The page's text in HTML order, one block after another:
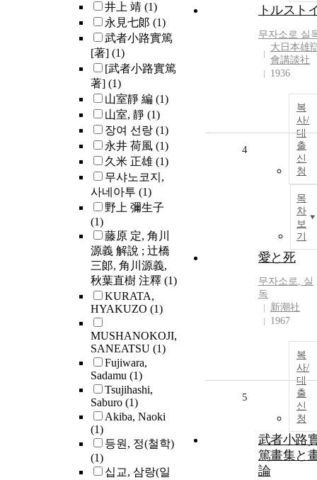
井上 靖 (1)
永見七郞 (1)
武者小路實篤
[著] (1)
[武者小路實篤
著] (1)
山室靜 編 (1)
山室, 靜 (1)
장여 선랑 (1)
永井 荷風 (1)
久米 正雄 (1)
무샤노코지,
사네아투 (1)
野上 彌生子
(1)
藤原 定, 角川
源義 解說 ; 辻橋
三郞, 角川源義,
秋葉直樹 注釋 (1)
KURATA,
HYAKUZO (1)
MUSHANOKOJI,
SANEATSU (1)
Fujiwara,
Sadamu (1)
Tsujihashi,
Saburo (1)
Akiba, Naoki
(1)
등원, 정(철학)
(1)
십교, 삼랑(일
トルスト
무자소로 실
大日本雄
會講談社
1936
복
사/
대
출
신
청
목
차
보
기
4
愛と死
무자소로, 실
독
新潮社
1967
복
사/
대
출
신
청
5
武者小路
篤畫集と
論